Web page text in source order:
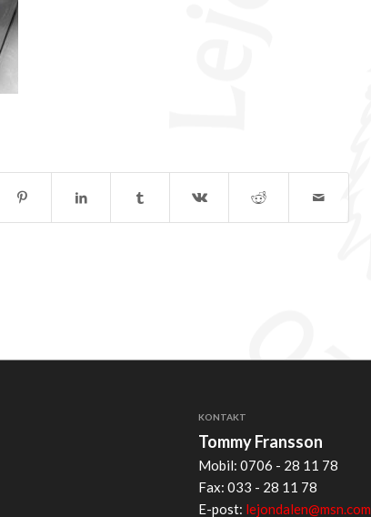
KONTAKT
Tommy Fransson
Mobil: 0706 - 28 11 78
Fax: 033 - 28 11 78
E-post: lejondalen@msn.com